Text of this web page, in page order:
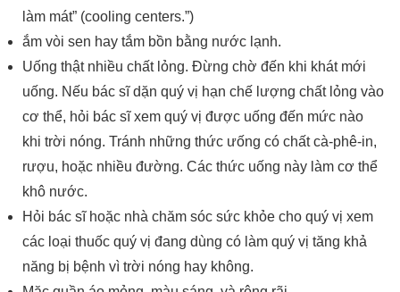
làm mát” (cooling centers.”)
ắm vòi sen hay tắm bồn bằng nước lạnh.
Uống thật nhiều chất lỏng. Đừng chờ đến khi khát mới
uống. Nếu bác sĩ dặn quý vị hạn chế lượng chất lỏng vào
cơ thể, hỏi bác sĩ xem quý vị được uống đến mức nào
khi trời nóng. Tránh những thức ưống có chất cà-phê-in,
rượu, hoặc nhiều đường. Các thức uống này làm cơ thể
khô nước.
Hỏi bác sĩ hoặc nhà chăm sóc sức khỏe cho quý vị xem
các loại thuốc quý vị đang dùng có làm quý vị tăng khả
năng bị bệnh vì trời nóng hay không.